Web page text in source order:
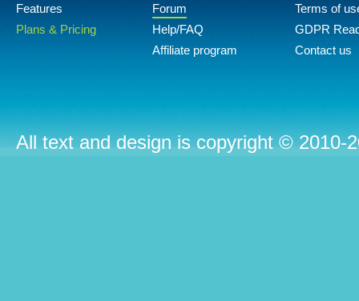
Features
Plans & Pricing
Forum
Help/FAQ
Affiliate program
Terms of
GDPR
Contact us
All text and design is copyright © 2010-